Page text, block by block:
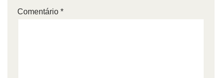
Comentário *